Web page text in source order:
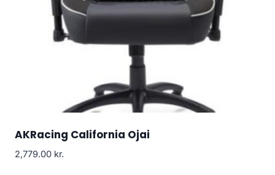
AKRacing California Ojai
2,779.00 kr.